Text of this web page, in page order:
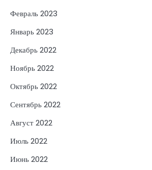
Февраль 2023
Январь 2023
Декабрь 2022
Ноябрь 2022
Октябрь 2022
Сентябрь 2022
Август 2022
Июль 2022
Июнь 2022